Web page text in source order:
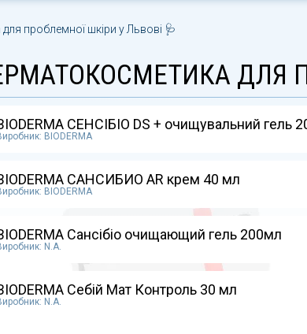
проблемної шкіри у Львові 🩺
ДЛЯ
CEHCІБІO DS + очищувальний гель
BIODERMA
САНСИБИО AR крем 40 мл
BIODERMA
Сансібіо очищающий гель 200мл
N.A.
Себій Мат Контроль 30 мл
N.A.